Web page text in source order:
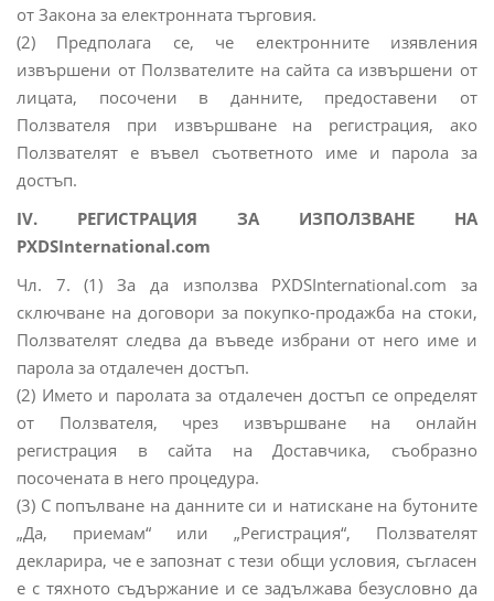
от Закона за електронната търговия.
(2) Предполага се, че електронните изявления
извършени от Ползвателите на сайта са извършени от
лицата, посочени в данните, предоставени от
Ползвателя при извършване на регистрация, ако
Ползвателят е въвел съответното име и парола за
достъп.
IV. РЕГИСТРАЦИЯ ЗА ИЗПОЛЗВАНЕ НА
PXDSInternational.com
Чл. 7. (1) За да използва PXDSInternational.com за
сключване на договори за покупко-продажба на стоки,
Ползвателят следва да въведе избрани от него име и
парола за отдалечен достъп.
(2) Името и паролата за отдалечен достъп се определят
от Ползвателя, чрез извършване на онлайн
регистрация в сайта на Доставчика, съобразно
посочената в него процедура.
(3) С попълване на данните си и натискане на бутоните
„Да, приемам“ или „Регистрация“, Ползвателят
декларира, че е запознат с тези общи условия, съгласен
е с тяхното съдържание и се задължава безусловно да